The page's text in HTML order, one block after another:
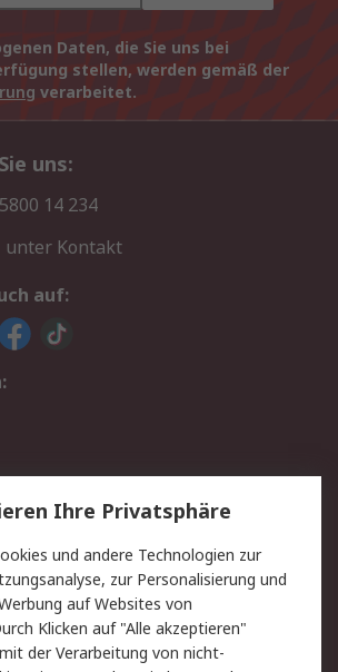
Daten, die Sie uns bei
stellen, werden gemäß der
verarbeitet.
uns:
14 234
unter Kontakt
auf:
Lieferlösungen
Kontakt
Privatkunden
Ihre Privatsphäre
und andere Technologien zur
zur Personalisierung und
auf Websites von
Klicken auf "Alle akzeptieren"
der Verarbeitung von nicht-